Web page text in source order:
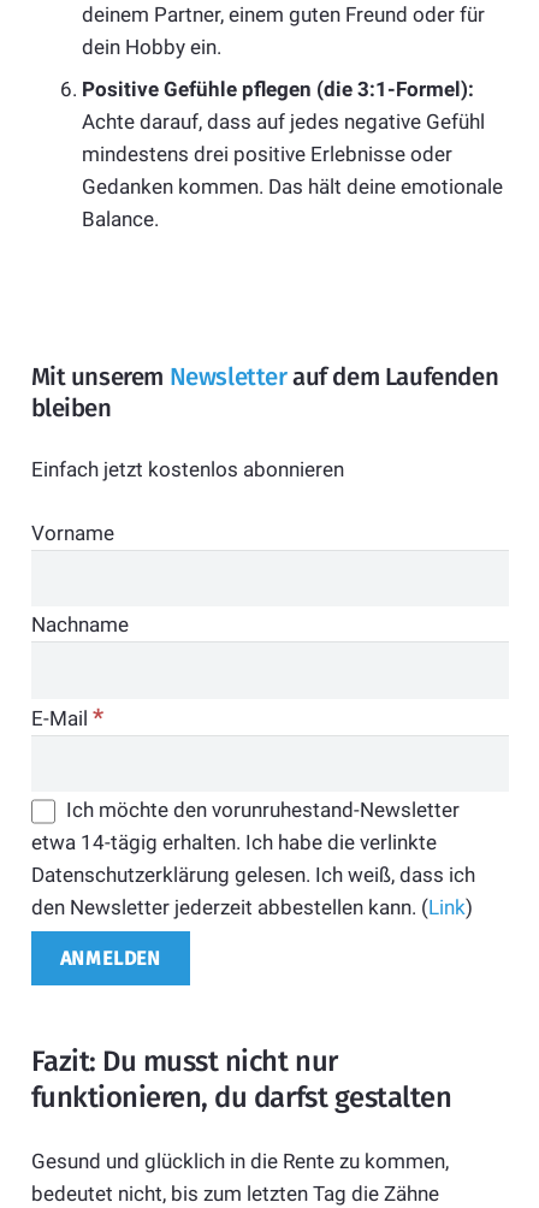
deinem Partner, einem guten Freund oder für
dein Hobby ein.
Positive Gefühle pflegen (die 3:1-Formel):
Achte darauf, dass auf jedes negative Gefühl
mindestens drei positive Erlebnisse oder
Gedanken kommen. Das hält deine emotionale
Balance.
Mit unserem Newsletterauf dem Laufenden
bleiben
Einfach jetzt kostenlos abonnieren
Vorname
Nachname
E-Mail *
Ich möchte den vorunruhestand-Newsletter
etwa 14-tägig erhalten. Ich habe die verlinkte
Datenschutzerklärung gelesen. Ich weiß, dass ich
den Newsletter jederzeit abbestellen kann. (Link)
Fazit: Du musst nicht nur
funktionieren, du darfst gestalten
Gesund und glücklich in die Rente zu kommen,
bedeutet nicht, bis zum letzten Tag die Zähne